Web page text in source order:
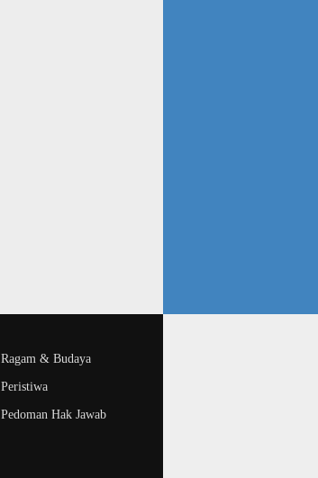
Ragam & Budaya
Peristiwa
Pedoman Hak Jawab